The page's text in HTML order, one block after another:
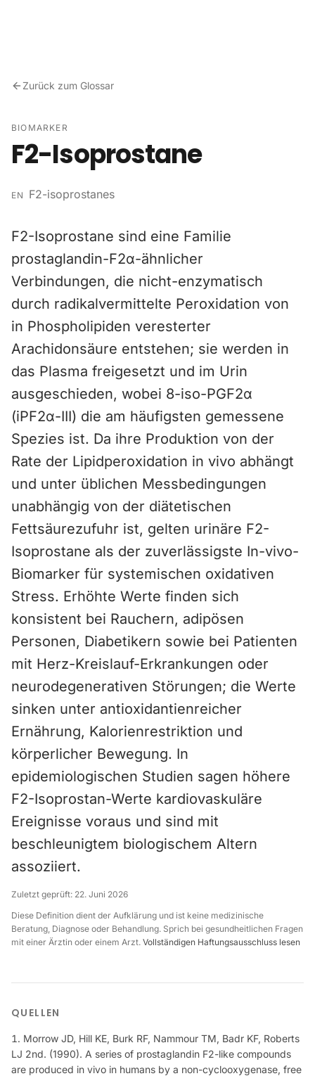
Zurück zum Glossar
BIOMARKER
F2-Isoprostane
EN F2-isoprostanes
F2-Isoprostane sind eine Familie
prostaglandin-F2α-ähnlicher
Verbindungen, die nicht-enzymatisch
durch radikalvermittelte Peroxidation von
in Phospholipiden veresterter
Arachidonsäure entstehen; sie werden in
das Plasma freigesetzt und im Urin
ausgeschieden, wobei 8-iso-PGF2α
(iPF2α-III) die am häufigsten gemessene
Spezies ist. Da ihre Produktion von der
Rate der Lipidperoxidation in vivo abhängt
und unter üblichen Messbedingungen
unabhängig von der diätetischen
Fettsäurezufuhr ist, gelten urinäre F2-
Isoprostane als der zuverlässigste In-vivo-
Biomarker für systemischen oxidativen
Stress. Erhöhte Werte finden sich
konsistent bei Rauchern, adipösen
Personen, Diabetikern sowie bei Patienten
mit Herz-Kreislauf-Erkrankungen oder
neurodegenerativen Störungen; die Werte
sinken unter antioxidantienreicher
Ernährung, Kalorienrestriktion und
körperlicher Bewegung. In
epidemiologischen Studien sagen höhere
F2-Isoprostan-Werte kardiovaskuläre
Ereignisse voraus und sind mit
beschleunigtem biologischem Altern
assoziiert.
Zuletzt geprüft: 22. Juni 2026
Diese Definition dient der Aufklärung und ist keine medizinische
Beratung, Diagnose oder Behandlung. Sprich bei gesundheitlichen Fragen
mit einer Ärztin oder einem Arzt. Vollständigen Haftungsausschluss lesen
QUELLEN
Morrow JD, Hill KE, Burk RF, Nammour TM, Badr KF, Roberts
LJ 2nd. (1990). A series of prostaglandin F2-like compounds
are produced in vivo in humans by a non-cyclooxygenase, free